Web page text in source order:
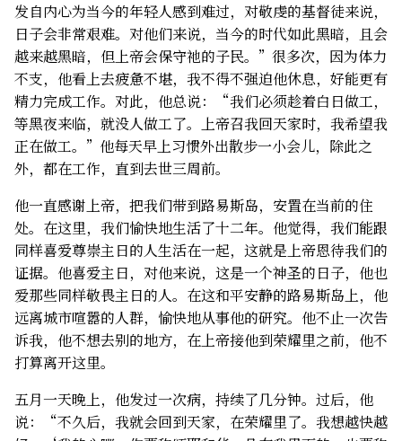
发自内心为当今的年轻人感到难过，对敬虔的基督徒来说，
日子会非常艰难。对他们来说，当今的时代如此黑暗，且会
越来越黑暗，但上帝会保守祂的子民。”很多次，因为体力
不支，他看上去疲惫不堪，我不得不强迫他休息，好能更有
精力完成工作。对此，他总说：“我们必须趁着白日做工，
等黑夜来临，就没人做工了。上帝召我回天家时，我希望我
正在做工。”他每天早上习惯外出散步一小会儿，除此之
外，都在工作，直到去世三周前。
他一直感谢上帝，把我们带到路易斯岛，安置在当前的住
处。在这里，我们愉快地生活了十二年。他觉得，我们能跟
同样喜爱尊崇主日的人生活在一起，这就是上帝恩待我们的
证据。他喜爱主日，对他来说，这是一个神圣的日子，他也
爱那些同样敬畏主日的人。在这和平安静的路易斯岛上，他
远离城市喧嚣的人群，愉快地从事他的研究。他不止一次告
诉我，他不想去别的地方，在上帝接他到荣耀里之前，他不
打算离开这里。
五月一天晚上，他发过一次病，持续了几分钟。过后，他
说：“不久后，我就会回到天家，在荣耀里了。我想越快越